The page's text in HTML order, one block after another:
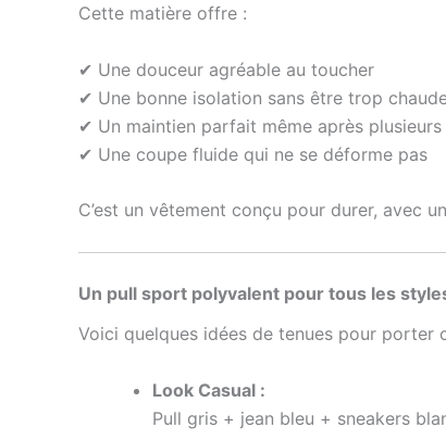
Cette matière offre :
✔ Une douceur agréable au toucher
✔ Une bonne isolation sans être trop
✔ Un maintien parfait même après plusieurs
✔ Une coupe fluide qui ne se déforme pas
C’est un vêtement conçu pour durer, avec
Un pull sport polyvalent pour tous les
Voici quelques idées de tenues pour porter
Look Casual :
Pull gris + jean bleu + sneakers